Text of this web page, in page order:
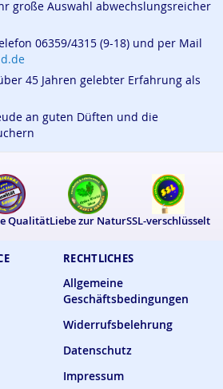
RECHTLICHES
Allgemeine
Geschäftsbedingungen
Widerrufsbelehrung
Datenschutz
Impressum
große Auswahl abwechslungsreicher
06359/4315 (9-18) und per Mail
45 Jahren gelebter Erfahrung als
an guten Düften und die
QualitätLiebe zur NaturSSL-verschlüsselt